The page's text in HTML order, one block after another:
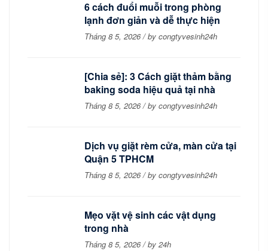
6 cách đuổi muỗi trong phòng
lạnh đơn giản và dễ thực hiện
Tháng 8 5, 2026 / by congtyvesinh24h
[Chia sẻ]: 3 Cách giặt thảm bằng
baking soda hiệu quả tại nhà
Tháng 8 5, 2026 / by congtyvesinh24h
Dịch vụ giặt rèm cửa, màn cửa tại
Quận 5 TPHCM
Tháng 8 5, 2026 / by congtyvesinh24h
Mẹo vặt vệ sinh các vật dụng
trong nhà
Tháng 8 5, 2026 / by 24h